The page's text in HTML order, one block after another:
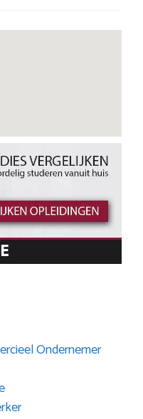
Ondernemer